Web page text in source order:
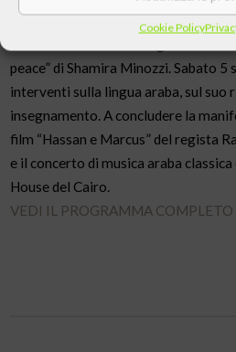
Cookie Policy
Baccouche, ministro degli Esteri
peace” di Shamira Minozzi. Sabato 5
interventi sulla lingua araba, sul suo
insegnamento. A concludere la
film “Hassan e Marcus” del regista
e il concerto di musica araba
House del Cairo.
VEDI IL PROGRAMMA COMPLETO